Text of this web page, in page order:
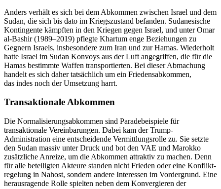
Anders verhält es sich bei dem Abkommen zwischen Israel und dem
Sudan, die sich bis dato im Kriegszustand befanden. Suda­nesische
Kontingente kämpften in den Krie­gen gegen Israel, und unter Omar
al-Bashir (1989–2019) pflegte Khartum enge Bezie­hungen zu
Gegnern Israels, insbesondere zum Iran und zur Hamas. Wiederholt
hatte Israel im Sudan Konvoys aus der Luft ange­griffen, die für die
Hamas bestimmte Waf­fen transportierten. Bei dieser Abmachung
handelt es sich daher tatsächlich um ein Friedensabkommen,
das indes noch der Um­setzung harrt.
Transaktionale Abkommen
Die Normalisierungsabkommen sind Parade­beispiele für
transaktionale Vereinbarungen. Dabei kam der Trump-
Administration eine entscheidende Vermittlungsrolle zu. Sie setzte
den Sudan massiv unter Druck und bot den VAE und Marokko
zusätzliche Anreize, um die Abkommen attraktiv zu machen. Denn
für alle beteiligten Akteure standen nicht Frieden oder eine Konflikt­
regelung in Nahost, sondern andere Inter­essen im Vordergrund. Eine
herausragende Rolle spielten neben dem Konvergieren der